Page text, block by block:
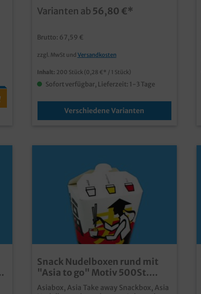
225x158x65mmpraktische
Karton im Bio Look, Papier aus
Forstwirtschafteuropäische Fertigung
feuchtigkeitsresistent durch PE
Innenbeschichtungmikrowellengeeigne
Lieferserviceauch individuell
bedruckbar
Varianten ab 56,80 €*
Brutto: 67,59 €
zzgl. MwSt und Versandkosten
Inhalt: 200 Stück (0,28 €* / 1 Stück)
Sofort verfügbar, Lieferzeit: 1-3 Tage
Verschiedene Varianten
Snack Nudelboxen rund mit
"Asia to go" Motiv 500St.
versch. Größen wählbar
Asiabox, Asia Take away Snackbox, Asia